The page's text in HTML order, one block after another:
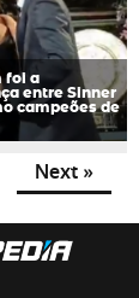
foi a
entre Sinner
campeões de
Next »